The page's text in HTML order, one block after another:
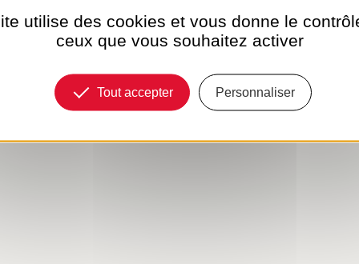
utilise des cookies et vous donne le
ceux que vous souhaitez activer
Tout accepter Personnaliser